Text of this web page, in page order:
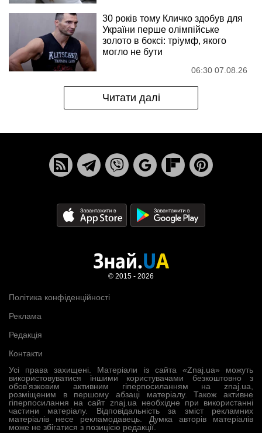
30 років тому Кличко здобув для
України перше олімпійське
золото в боксі: тріумф, якого
могло не бути
06:30 07.08.26
Читати далі
Усі права захищені. Матеріали із сайта «Znaj.ua» можуть
використовуватися іншими користувачами безкоштовно з
обов’язковим активним гіперпосиланням на znaj.ua,
розміщеним в першому абзаці матеріалу. Також активне
гіперпосилання на сайт znaj.ua необхідне при використанні
частини матеріалу. Відповідальність за зміст рекламних
матеріалів несе рекламодавець. Думка авторів матеріалів
може не збігатися з позицією редакції.
Політика конфіденційності
Реклама
Редакція
Контакти
© 2015 - 2026